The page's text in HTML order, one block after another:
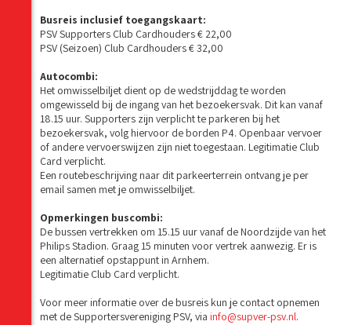
Busreis inclusief toegangskaart:
PSV Supporters Club Cardhouders € 22,00
PSV (Seizoen) Club Cardhouders € 32,00
Autocombi:
Het omwisselbiljet dient op de wedstrijddag te worden
omgewisseld bij de ingang van het bezoekersvak. Dit kan vanaf
18.15 uur. Supporters zijn verplicht te parkeren bij het
bezoekersvak, volg hiervoor de borden P4. Openbaar vervoer
of andere vervoerswijzen zijn niet toegestaan. Legitimatie Club
Card verplicht.
Een routebeschrijving naar dit parkeerterrein ontvang je per
email samen met je omwisselbiljet.
Opmerkingen buscombi:
De bussen vertrekken om 15.15 uur vanaf de Noordzijde van het
Philips Stadion. Graag 15 minuten voor vertrek aanwezig. Er is
een alternatief opstappunt in Arnhem.
Legitimatie Club Card verplicht.
Voor meer informatie over de busreis kun je contact opnemen
met de Supportersvereniging PSV, via info@supver-psv.nl.